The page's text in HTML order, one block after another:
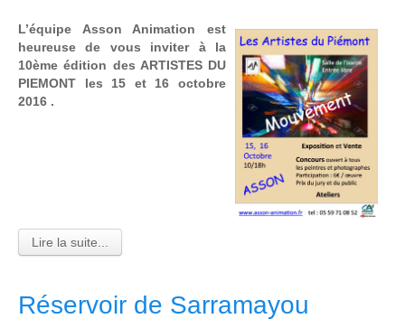
L’équipe Asson Animation est
heureuse de vous inviter à la
10ème édition des ARTISTES DU
PIEMONT les 15 et 16 octobre
2016 .
Lire la suite...
Réservoir de Sarramayou